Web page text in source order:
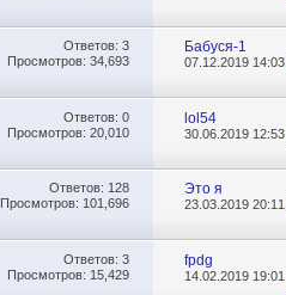
Ответов: 3
Просмотров: 34,693
Бабуся-1
07.12.2019 14:03
Ответов: 0
Просмотров: 20,010
lol54
30.06.2019 12:53
Ответов: 128
Просмотров: 101,696
Это я
23.03.201920:11
Ответов: 3
Просмотров: 15,429
fpdg
14.02.2019 19:01